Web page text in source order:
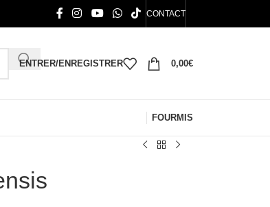
CONTACT
ENTRER/ENREGISTRER 0,00€
FOURMIS